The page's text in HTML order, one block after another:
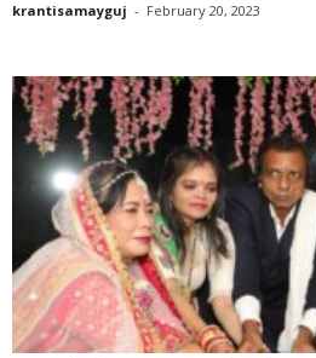
krantisamayguj - February 20, 2023